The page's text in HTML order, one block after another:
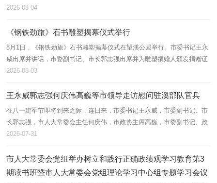
活动，在省委组织部党员教育和人才发展服务中心举办。 生物医药
2026-08-04
《钢铁劲旅》石书雕塑揭幕仪式举行
8月1日，《钢铁劲旅》石书雕塑揭幕仪式在望溪公园举行。市委书记王永
威出席并讲话，市委副书记、市长郭志强出席并为雕塑捐赠人颁发捐赠证
书，市委常委、本钢集团党委书记、董事长于峰，本钢集团总经理霍刚出
2026-08-03
王永威郭志强何庆伟高巍等市领导走访慰问驻溪部队官兵
在八一建军节即将到来之际，连日来，市委书记王永威，市委副书记、市
长郭志强，市人大常委会主任何庆伟，市政协主席高巍，市委副书记、政
法委书记吕雪峰等市领导分别到驻溪各部队进行走访慰问，代表市委、市
2026-07-31
市人大常委会党组举办树立和践行正确政绩观学习教育第3
期读书班暨市人大常委会党组理论学习中心组专题学习会议